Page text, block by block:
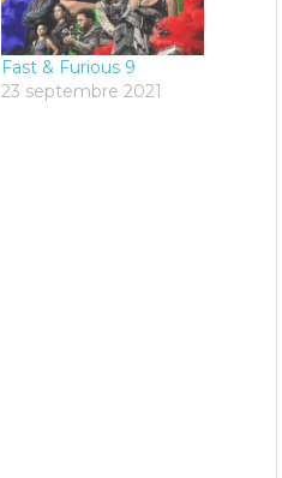
Fast & Furious 9
23 septembre 2021